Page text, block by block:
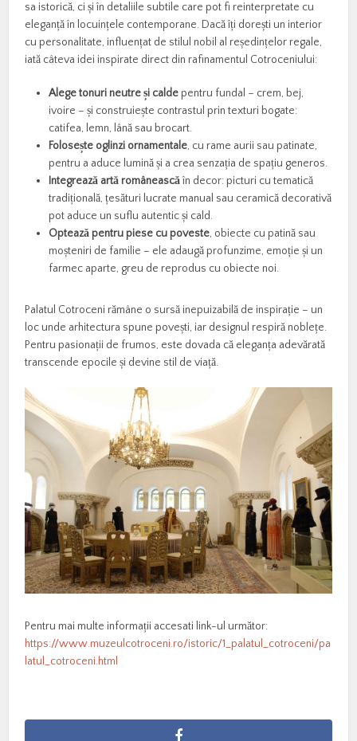
sa istorică, ci și în detaliile subtile care pot fi reinterpretate cu
eleganță în locuințele contemporane. Dacă îți dorești un interior
cu personalitate, influențat de stilul nobil al reședințelor regale,
iată câteva idei inspirate direct din rafinamentul Cotroceniului:
Alege tonuri neutreși calde pentru fundal – crem, bej,
ivoire – și construiește contrastul prin texturi bogate:
catifea, lemn, lână sau brocart.
Folosește oglinzi ornamentale, cu rame aurii sau patinate,
pentru a aduce lumină și a crea senzația de spațiu generos.
Integrează artă româneascăîn decor: picturi cu tematică
tradițională, țesături lucrate manual sau ceramică decorativă
pot aduce un suflu autentic și cald.
Optează pentru piese cu poveste, obiecte cu patină sau
moșteniri de familie – ele adaugă profunzime, emoție și un
farmec aparte, greu de reprodus cu obiecte noi.
Palatul Cotroceni rămâne o sursă inepuizabilă de inspirație – un
loc unde arhitectura spune povești, iar designul respiră noblețe.
Pentru pasionații de frumos, este dovada că eleganța adevărată
transcende epocile și devine stil de viață.
Pentru mai multe informații accesati link-ul următor:
https://www.muzeulcotroceni.ro/istoric/1_palatul_cotroceni/pa
latul_cotroceni.html